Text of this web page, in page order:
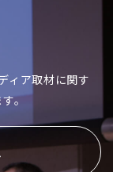
ィア取材に関す
。